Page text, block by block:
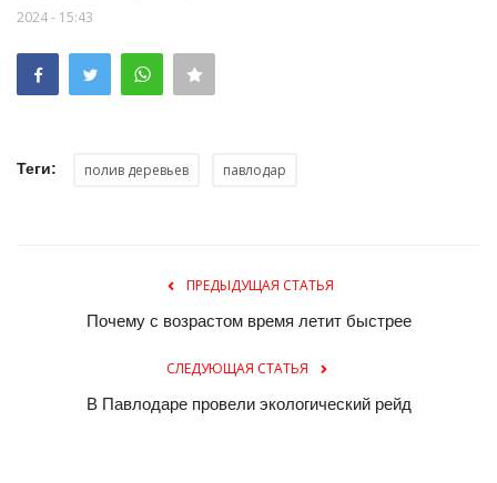
2024 - 15:43
Теги: полив деревьев павлодар
ПРЕДЫДУЩАЯ СТАТЬЯ
Почему с возрастом время летит быстрее
СЛЕДУЮЩАЯ СТАТЬЯ
В Павлодаре провели экологический рейд